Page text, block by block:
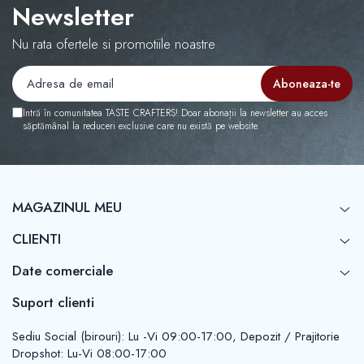
Aremde
Ascaso
Barista & CO
Bartscher
Bellezza
Bravilor
BWT
Cafea de Specialitate
Cafelat
Cafflano
Newsletter
Nu rata ofertele si promotiile noastre
Intră în comunitatea TASTE CRAFTERS! Doar abonații la newsletter au acces
săptămânal la reduceri exclusive care nu există pe website.
MAGAZINUL MEU
CLIENTI
Date comerciale
Suport clienti
Sediu Social (birouri): Lu -Vi 09:00-17:00, Depozit / Prajitorie
Dropshot: Lu-Vi 08:00-17:00